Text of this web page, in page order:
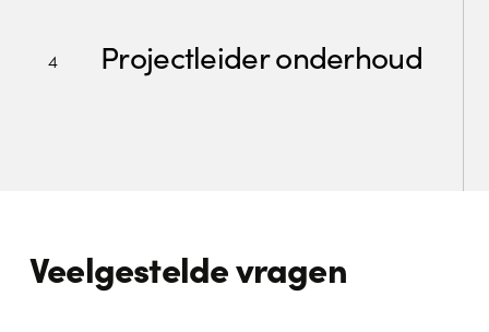
onderhoudProjectleider onderhoud
Veelgestelde vragen